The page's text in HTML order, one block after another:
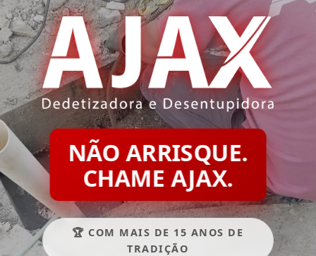
NÃO ARRISQUE.
CHAME AJAX.
🏆 COM MAIS DE 15 ANOS DE
TRADIÇÃO